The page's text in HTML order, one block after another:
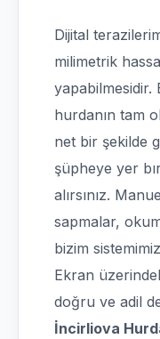
Dijital
milimetrik
yapabilmesidir.
hurdanın tam
net bir şekilde
şüpheye yer
alırsınız.
sapmalar,
bizim
Ekran
doğru ve adil
İncirliova